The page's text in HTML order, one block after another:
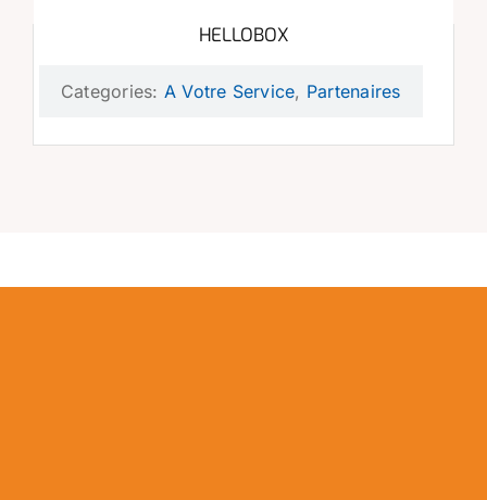
HELLOBOX
Categories: A Votre Service, Partenaires